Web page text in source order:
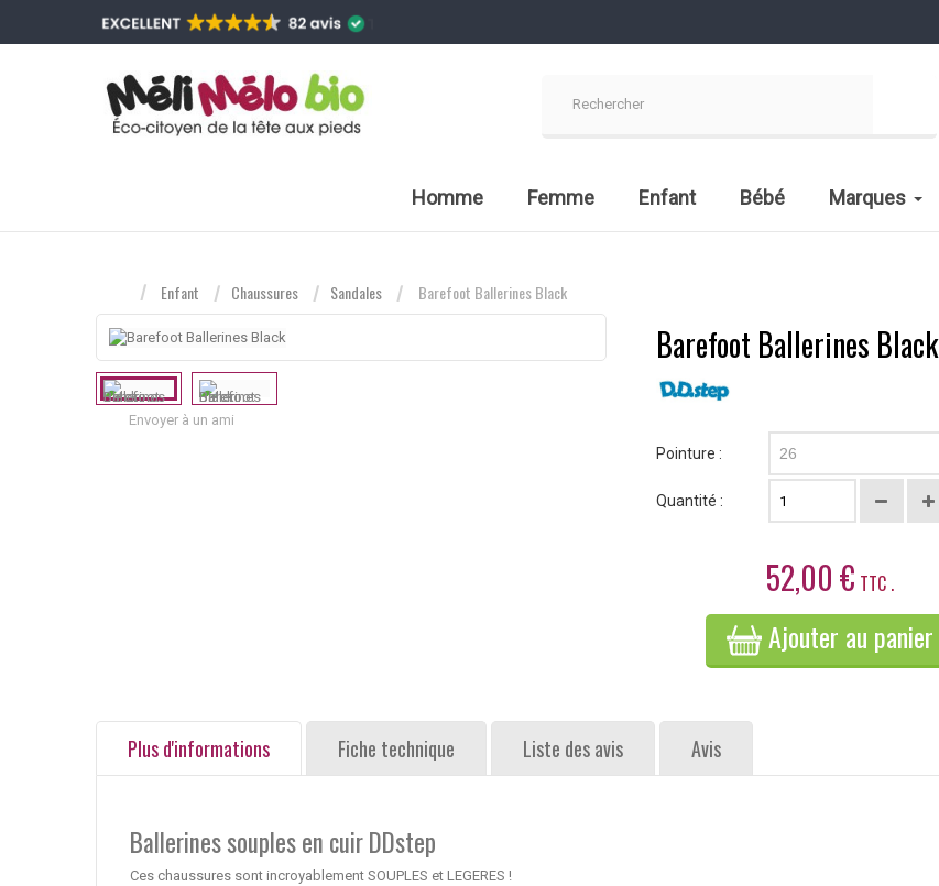
Homme Femme Enfant Bébé Marques
Enfant Chaussures Sandales Barefoot Ballerines Black
Envoyer à un ami
Barefoot Ballerines Black
Pointure : 26
Quantité :
52,00 € TTC .
Ajouter au panier
Plus d'informations Fiche technique Liste des avis Avis
Ballerines souples en cuir DDstep
Ces chaussures sont incroyablement SOUPLES et LEGERES !